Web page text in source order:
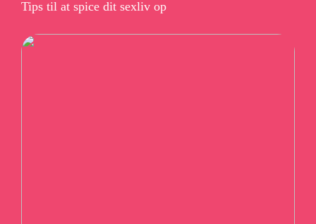
Tips til at spice dit sexliv op